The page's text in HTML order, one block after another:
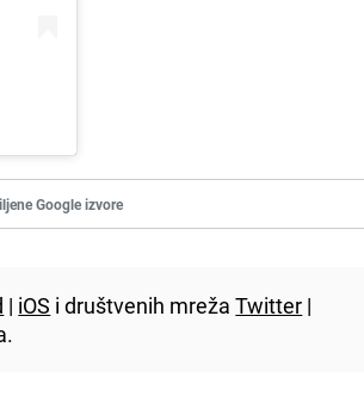
Google izvore
| iOS i društvenih mrežaTwitter |